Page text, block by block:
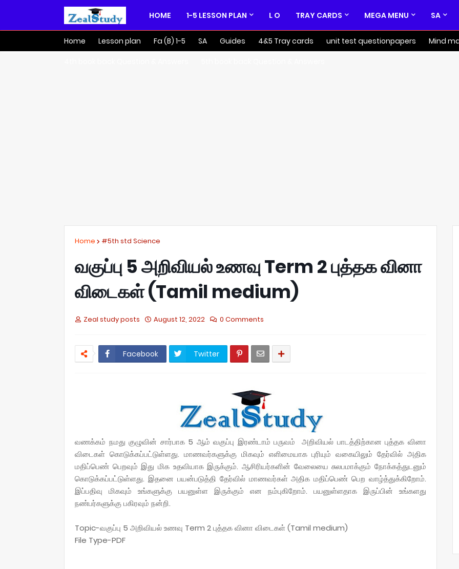
HOME 1-5 LESSON PLAN L O TRAY CARDS MEGA MENU SA
Home Lesson plan Fa (B) 1-5 SA Guides 4&5 Tray cards unit test questionpapers Mind
Home #5th std Science
வகுப்பு 5 அறிவியல் உணவு Term 2 புத்தக வினா
விடைகள் (Tamil medium)
Zeal study posts August 12, 2022 0 Comments
Facebook Twitter
வணக்கம் நமது குழுவின் சார்பாக 5 ஆம் வகுப்பு இரண்டாம் பருவம் அறிவியல் பாடத்திற்கான புத்தக வினா
விடைகள் கொடுக்கப்பட்டுள்ளது. மாணவர்களுக்கு மிகவும் எளிமையாக புரியும் வகையிலும் தேர்வில் அதிக
மதிப்பெண் பெறவும் இது மிக உதவியாக இருக்கும். ஆசிரியர்களின் வேலையை சுலபமாக்கும் நோக்கத்துடனும்
கொடுக்கப்பட்டுள்ளது. இதனை பயன்படுத்தி தேர்வில் மாணவர்கள் அதிக மதிப்பெண் பெற வாழ்த்துக்கிறோம்.
இப்பதிவு மிகவும் உங்களுக்கு பயனுள்ள இருக்கும் என நம்புகிறோம். பயனுள்ளதாக இருப்பின் உங்களது
நண்பர்களுக்கு பகிரவும் நன்றி.
Topic-வகுப்பு 5 அறிவியல் உணவு Term 2 புத்தக வினா விடைகள் (Tamil medium)
File Type-PDF